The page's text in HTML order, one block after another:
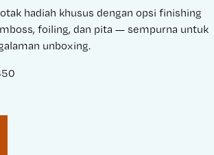
hadiah khusus dengan opsi finishing
foiling, dan pita — sempurna untuk
unboxing.